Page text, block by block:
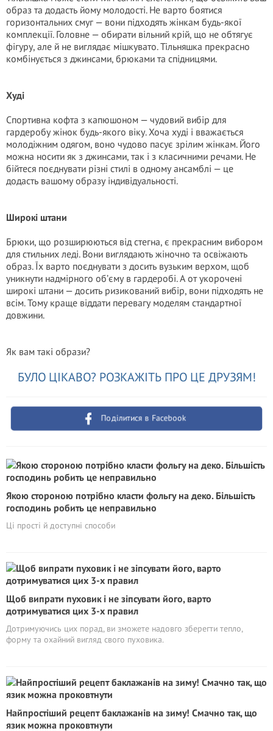
образ та додасть йому молодості. Не варто боятися
горизонтальних смуг — вони підходять жінкам будь-якої
комплекції. Головне — обирати вільний крій, що не обтягує
фігуру, але й не виглядає мішкувато. Тільняшка прекрасно
комбінується з джинсами, брюками та спідницями.
Худі
Спортивна кофта з капюшоном — чудовий вибір для
гардеробу жінок будь-якого віку. Хоча худі і вважається
молодіжним одягом, воно чудово пасує зрілим жінкам. Його
можна носити як з джинсами, так і з класичними речами. Не
бійтеся поєднувати різні стилі в одному ансамблі — це
додасть вашому образу індивідуальності.
Широкі штани
Брюки, що розширюються від стегна, є прекрасним вибором
для стильних леді. Вони виглядають жіночно та освіжають
образ. Їх варто поєднувати з досить вузьким верхом, щоб
уникнути надмірного об’єму в гардеробі. А от укорочені
широкі штани — досить ризикований вибір, вони підходять не
всім. Тому краще віддати перевагу моделям стандартної
довжини.
Як вам такі образи?
БУЛО ЦІКАВО? РОЗКАЖІТЬ ПРО ЦЕ ДРУЗЯМ!
Поділитися в Facebook
Якою стороною потрібно класти фольгу на деко. Більшість
господинь робить це неправильно
Ці прості й доступні способи
Щоб випрати пуховик і не зіпсувати його, варто
дотримуватися цих 3-х правил
Дотримуючись цих порад, ви зможете надовго зберегти тепло,
форму та охайний вигляд свого пуховика.
Найпростіший рецепт баклажанів на зиму! Смачно так, що
язик можна проковтнути